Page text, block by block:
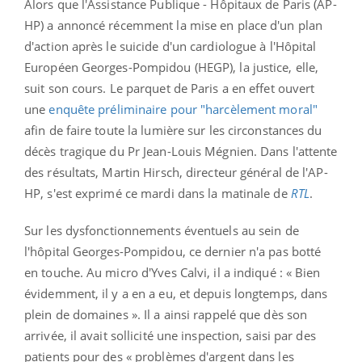
Alors que l'Assistance Publique - Hôpitaux de Paris (AP-
HP) a annoncé récemment la mise en place d'un plan
d'action après le suicide d'un cardiologue à l'Hôpital
Européen Georges-Pompidou (HEGP), la justice, elle,
suit son cours. Le parquet de Paris a en effet ouvert
uneenquête préliminaire pour "harcèlement moral"
afin de faire toute la lumière sur les circonstances du
décès tragique du Pr Jean-Louis Mégnien. Dans l'attente
des résultats, Martin Hirsch, directeur général de l'AP-
HP, s'est exprimé ce mardi dans la matinale de RTL.
Sur les dysfonctionnements éventuels au sein de
l'hôpital Georges-Pompidou, ce dernier n'a pas botté
en touche. Au micro d'Yves Calvi, il a indiqué : « Bien
évidemment, il y a en a eu, et depuis longtemps, dans
plein de domaines ». Il a ainsi rappelé que dès son
arrivée, il avait sollicité une inspection, saisi par des
patients pour des « problèmes d'argent dans les